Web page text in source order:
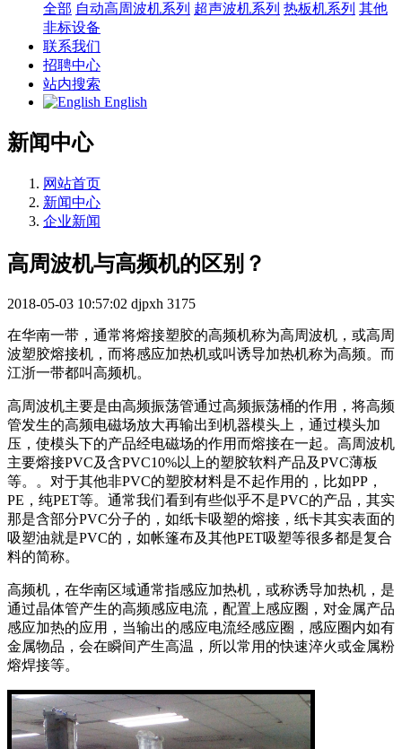
全部 自动高周波机系列 超声波机系列 热板机系列 其他
非标设备
联系我们
招聘中心
站内搜索
English
新闻中心
网站首页
新闻中心
企业新闻
高周波机与高频机的区别？
2018-05-03 10:57:02 djpxh 3175
在华南一带，通常将熔接塑胶的高频机称为高周波机，或高周
波塑胶熔接机，而将感应加热机或叫诱导加热机称为高频。而
江浙一带都叫高频机。
高周波机主要是由高频振荡管通过高频振荡桶的作用，将高频
管发生的高频电磁场放大再输出到机器模头上，通过模头加
压，使模头下的产品经电磁场的作用而熔接在一起。高周波机
主要熔接PVC及含PVC10%以上的塑胶软料产品及PVC薄板
等。。对于其他非PVC的塑胶材料是不起作用的，比如PP，
PE，纯PET等。通常我们看到有些似乎不是PVC的产品，其实
那是含部分PVC分子的，如纸卡吸塑的熔接，纸卡其实表面的
吸塑油就是PVC的，如帐篷布及其他PET吸塑等很多都是复合
料的简称。
高频机，在华南区域通常指感应加热机，或称诱导加热机，是
通过晶体管产生的高频感应电流，配置上感应圈，对金属产品
感应加热的应用，当输出的感应电流经感应圈，感应圈内如有
金属物品，会在瞬间产生高温，所以常用的快速淬火或金属粉
熔焊接等。